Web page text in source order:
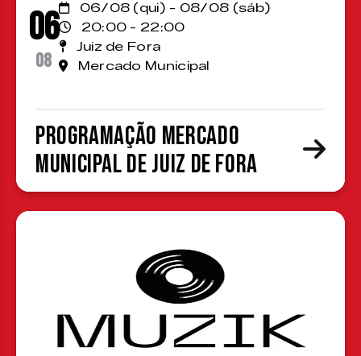
06
08
06/08 (qui) - 08/08 (sáb)
20:00 - 22:00
Juiz de Fora
Mercado Municipal
Programação Mercado
Municipal de Juiz de Fora